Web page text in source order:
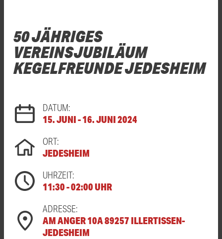
50 JÄHRIGES
VEREINSJUBILÄUM
KEGELFREUNDE JEDESHEIM
DATUM:
15. JUNI - 16. JUNI 2024
ORT:
JEDESHEIM
UHRZEIT:
11:30 - 02:00 UHR
ADRESSE:
AM ANGER 10A 89257 ILLERTISSEN-
JEDESHEIM